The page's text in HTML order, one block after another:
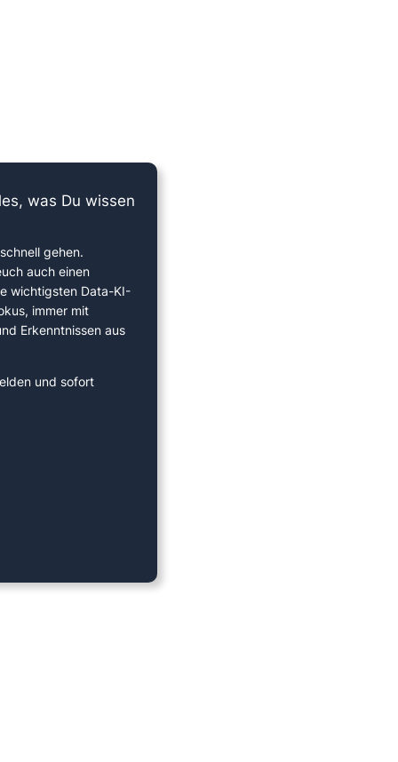
was Du wissen
gehen.
auch einen
wichtigsten Data-KI-
immer mit
Erkenntnissen aus
und sofort